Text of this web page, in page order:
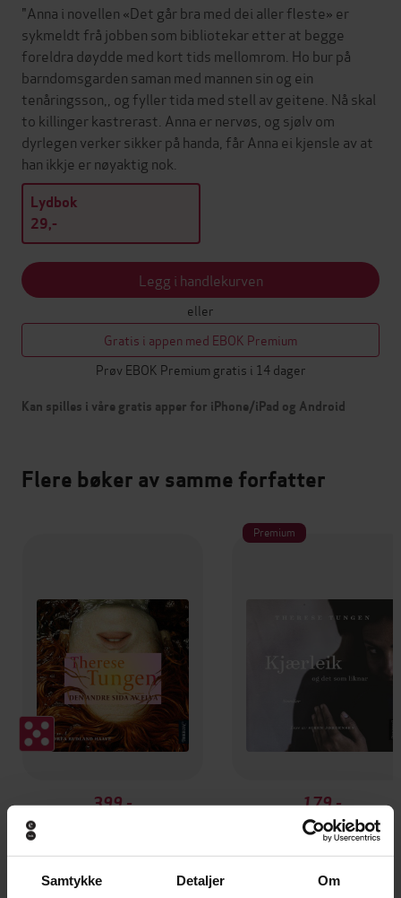
Samtykke Detaljer Om
"Anna i novellen «Det går bra med dei aller fleste» er
sykmeldt frå jobben som bibliotekar etter at begge
foreldra døydde med kort tids mellomrom. Ho bur på
barndomsgarden saman med mannen sin og ein
tenåringsson,, og fyller tida med stell av geitene. Nå skal
to killinger kastrerast. Anna er nervøs, og sjølv om
dyrlegen verker sikker på handa, får Anna ei kjensle av at
han ikkje er nøyaktig nok.
Lydbok
29,-
Legg i handlekurven
eller
Gratis i appen med EBOK Premium
Prøv EBOK Premium gratis i 14 dager
Kan spilles i våre gratis apper for iPhone/iPad og Android
Flere bøker av samme forfatter
399,-
Premium
179,-
Kjærleik og det som
Therese Tungen